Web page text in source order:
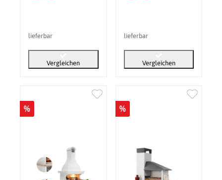
lieferbar
Vergleichen
lieferbar
Vergleichen
% %